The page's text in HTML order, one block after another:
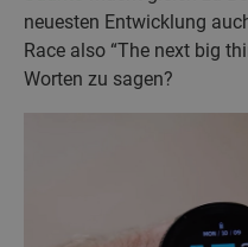
neuesten Entwicklung
Race also “The next big
Worten zu sagen?